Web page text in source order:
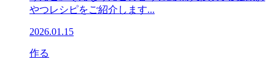
やつレシピをご紹介します...
2026.01.15
作る